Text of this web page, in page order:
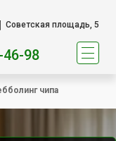
Советская площадь, 5
46-98
чипа